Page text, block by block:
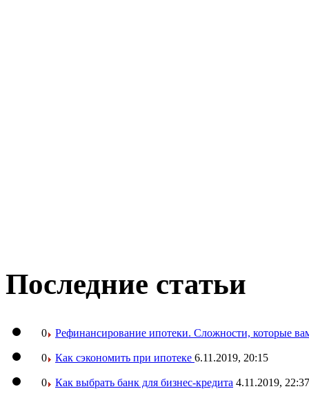
Последние статьи
0 Рефинансирование ипотеки. Сложности, которые
0 Как сэкономить при ипотеке 6.11.2019, 20:15
0 Как выбрать банк для бизнес-кредита 4.11.2019, 22:37